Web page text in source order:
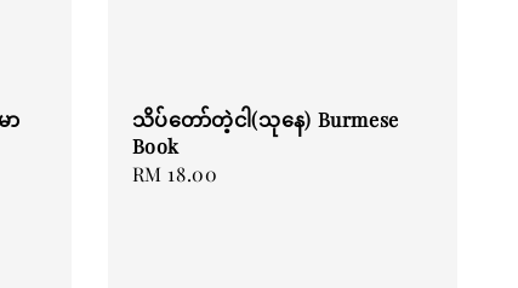
ာ
သိပ်တော်တဲ့ငါ(သုနေ) Burmese
Book
Regular
RM 18.00